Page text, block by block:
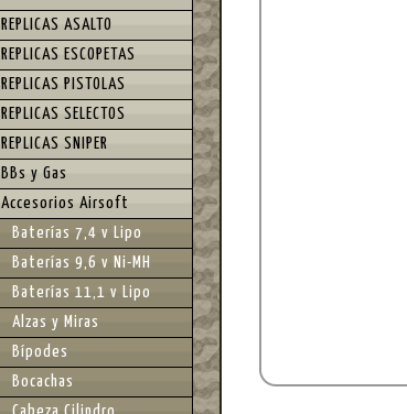
REPLICAS ASALTO
REPLICAS ESCOPETAS
REPLICAS PISTOLAS
REPLICAS SELECTOS
REPLICAS SNIPER
BBs y Gas
Accesorios Airsoft
Baterías 7,4 v Lipo
Baterías 9,6 v Ni-MH
Baterías 11,1 v Lipo
Alzas y Miras
Bípodes
Bocachas